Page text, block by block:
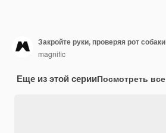
Закройте руки, проверяя рот собаки
magnific
Еще из этой серииПосмотреть все